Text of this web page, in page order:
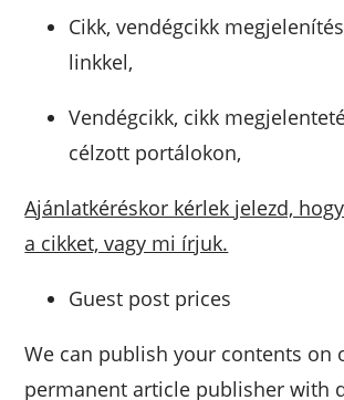
Cikk, vendégcikk
linkkel,
Vendégcikk, cikk
célzott portálokon,
Ajánlatkéréskor kérlek jelezd,
a cikket, vagy mi írjuk.
Guest post prices
We can publish your contents on
permanent article publisher with